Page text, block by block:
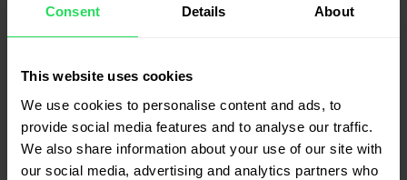
Consent Details About
This website uses cookies
We use cookies to personalise content and ads, to
provide social media features and to analyse our traffic.
We also share information about your use of our site with
our social media, advertising and analytics partners who
1215 d.Ch. – Magna Carta și hârtia
de cânepă
Magna Carta, document fundamental în evoluţia dreptului
constituţional, este redactată pe hârtie de cânepă.